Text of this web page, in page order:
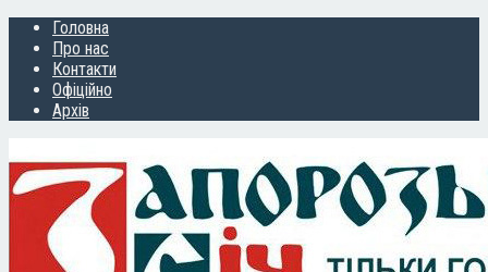
Головна
Про нас
Контакти
Офіційно
Архів